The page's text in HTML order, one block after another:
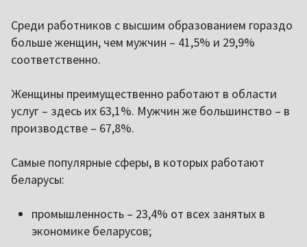
Среди работников с высшим образованием гораздо
больше женщин, чем мужчин – 41,5% и 29,9%
соответственно.
Женщины преимущественно работают в области
услуг – здесь их 63,1%. Мужчин же большинство – в
производстве – 67,8%.
Самые популярные сферы, в которых работают
беларусы:
промышленность – 23,4% от всех занятых в
экономике беларусов;